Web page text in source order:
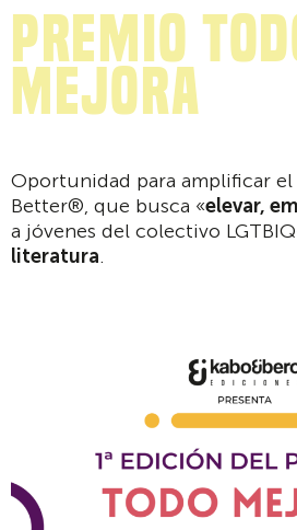
Premio
Mejora
Oportunidad para amplificar el
Better®, que busca «elevar,
a jóvenes del colectivo
literatura.